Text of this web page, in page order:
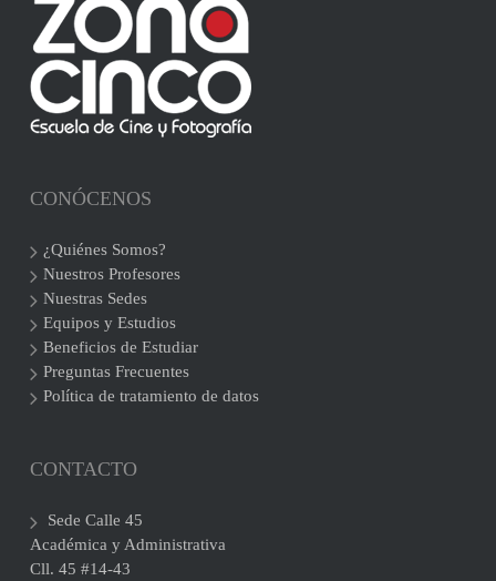
CONÓCENOS
¿Quiénes Somos?
Nuestros Profesores
Nuestras Sedes
Equipos y Estudios
Beneficios de Estudiar
Preguntas Frecuentes
Política de tratamiento de datos
CONTACTO
Sede Calle 45
Académica y Administrativa
Cll. 45 #14-43